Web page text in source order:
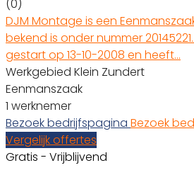
(0)
DJM Montage is een
bekend is onder nummer
gestart op 13-10-2008 en heeft…
Werkgebied Klein Zundert
Eenmanszaak
1 werknemer
Bezoek bedrijfspagina Bezoek
Vergelijk offertes
Gratis - Vrijblijvend